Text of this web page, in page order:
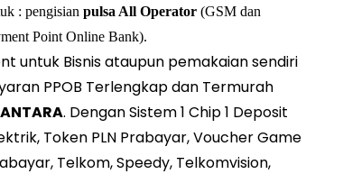
: pengisian pulsa All Operator (GSM dan
Point Online Bank).
untuk Bisnis ataupun pemakaian sendiri
PPOB Terlengkap dan Termurah
. Dengan Sistem 1 Chip 1 Deposit
Token PLN Prabayar, Voucher Game
Telkom, Speedy, Telkomvision,